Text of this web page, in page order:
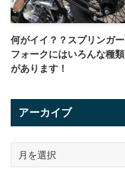
何がイイ？？スプリンガー
フォークにはいろんな種類
があります！
アーカイブ